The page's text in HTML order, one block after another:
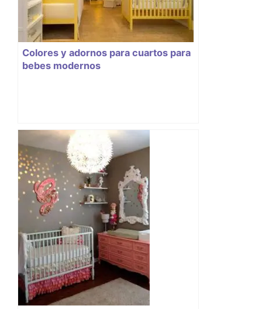
Colores y adornos para cuartos para
bebes modernos